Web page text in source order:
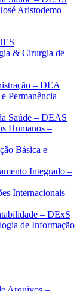
Aristodemo
& Cirurgia de
– DEA
Permanência
Saúde – DEAS
Humanos –
Básica e
Integrado –
Internacionais –
– DExS
de Informação